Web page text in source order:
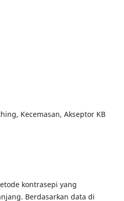
Kecemasan, Akseptor KB
kontrasepi yang
Berdasarkan data di